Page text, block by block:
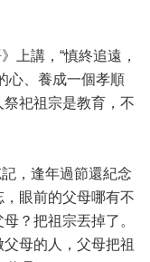
上講，“慎終追遠，
心、養成一個孝順
祀祖宗是教育，不
，逢年過節還紀念
眼前的父母哪有不
？把祖宗丟掉了。
母的人，父母把祖